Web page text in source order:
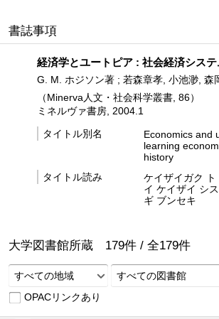
書誌事項
経済学とユートピア : 社会経済シス
G. M. ホジソン著 ; 若森章孝, 小池渺, 森
（Minerva人文・社会科学叢書, 86）
ミネルヴァ書房, 2004.1
タイトル別名
Economics and
learning
history
タイトル読み
ケイザイガク ト
イ ケイザイ シ
ギ ブンセキ
大学図書館所蔵 179件 / 全179件
すべての地域
すべての図書館
OPACリンクあり